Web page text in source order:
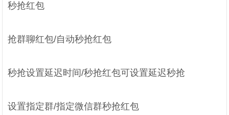
秒抢红包
抢群聊红包/自动秒抢红包
秒抢设置延迟时间/秒抢红包可设置延迟秒抢
设置指定群/指定微信群秒抢红包